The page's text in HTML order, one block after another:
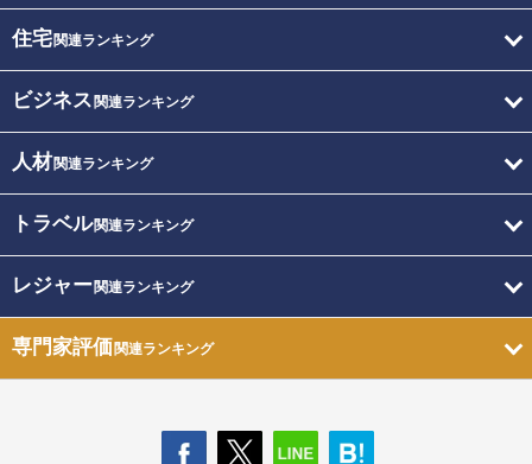
住宅関連ランキング
ビジネス 関連ランキング
人材関連ランキング
トラベル関連ランキング
レジャー関連ランキング
専門家評価関連ランキング